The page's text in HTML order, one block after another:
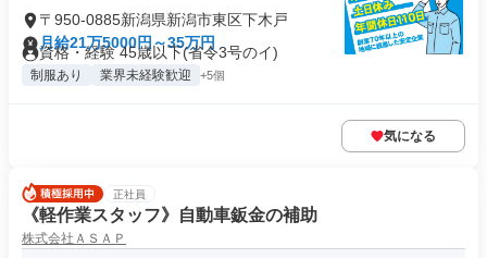
〒950-0885新潟県新潟市東区下木戸
月給21万5000円～35万円
資格・経験 45歳以下(省令3号のイ)
制服あり 業界未経験歓迎 +5個
気になる
正社員
《軽作業スタッフ》自動車鈑金の補助
株式会社ＡＳＡＰ